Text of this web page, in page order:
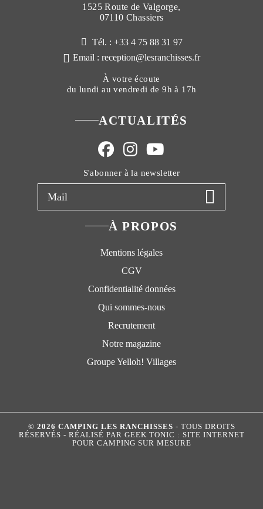
1525 Route de Valgorge,
07110 Chassiers
Tél. : +33 4 75 88 31 97
Email : reception@lesranchisses.fr
À votre écoute
du lundi au vendredi de 9h à 17h
ACTUALITÉS
S'abonner à la newsletter
À PROPOS
Mentions légales
CGV
Confidentialité données
Qui sommes-nous
Recrutement
Notre magazine
Groupe Yelloh! Villages
© 2026 CAMPING LES RANCHISSES - TOUS DROITS
RÉSERVÉS - RÉALISÉ PAR GEEK TONIC : SITE INTERNET
POUR CAMPING SUR MESURE